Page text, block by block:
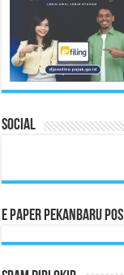
Social
E Paper Pekanbaru Pos